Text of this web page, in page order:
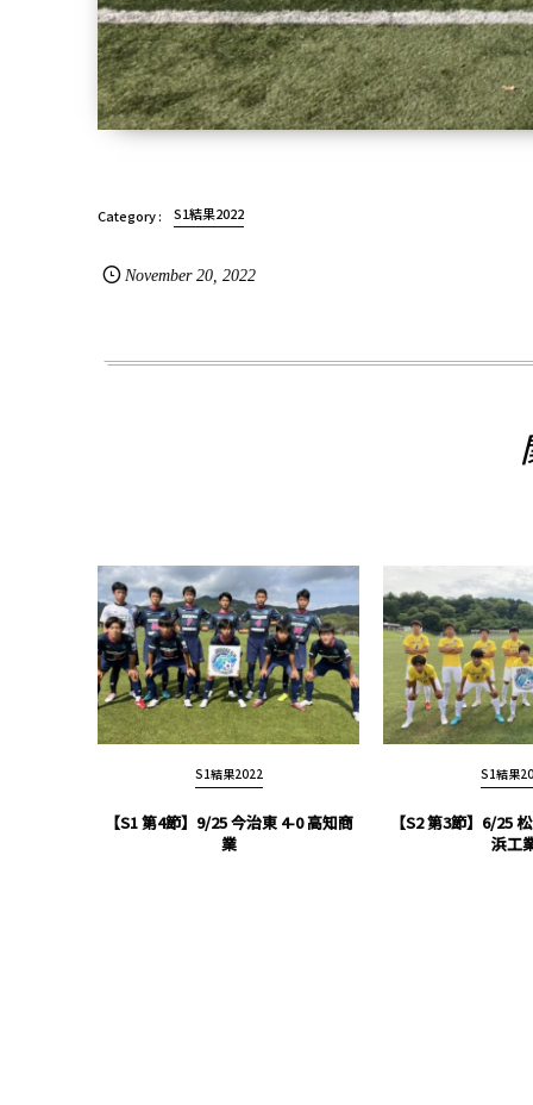
S1結果2022
November 20 ,2022
S1結果2022
【S1 第4節】9/25 今治東 4-0 高知商
業
S1結果
【S2 第3節】6/25
浜工